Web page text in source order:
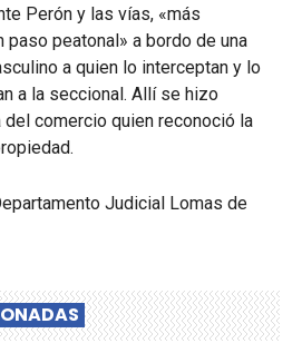
Perón y las vías, «más
peatonal» a bordo de una
a quien lo interceptan y lo
a la seccional. Allí se hizo
comercio quien reconoció la
Judicial Lomas de